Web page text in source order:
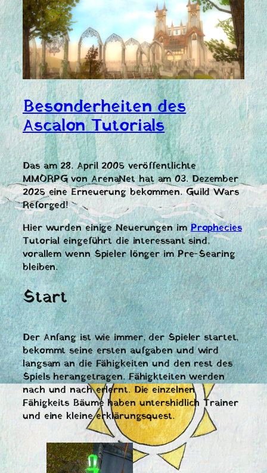
Besonderheiten des
Ascalon Tutorials
Das am 28. April 2005 veröffentlichte
MMORPG von ArenaNet hat am 03. Dezember
2025 eine Erneuerung bekommen. Guild Wars
Reforged!
Hier wurden einige Neuerungen imProphecies
Tutorial eingeführt die interessant sind,
vorallem wenn Spieler lönger im Pre-Searing
bleiben.
Start
Der Anfang ist wie immer, der Spieler startet,
bekommt seine ersten aufgaben und wird
langsam an die Fähigkeiten und den rest des
Spiels herangetragen. Fähigkteiten werden
nach und nach erlernt. Die einzelnen
Fähigkeits Bäume haben untershidlich Trainer
und eine kleine erklärungsquest.